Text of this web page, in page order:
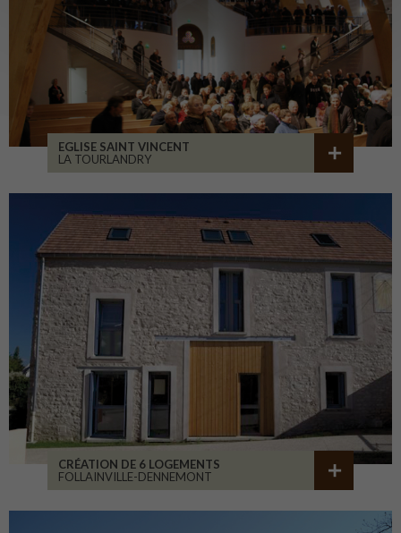
EGLISE SAINT VINCENT
LA TOURLANDRY
CRÉATION DE 6 LOGEMENTS
FOLLAINVILLE-DENNEMONT